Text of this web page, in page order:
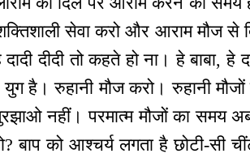
सेवा करो और आराम मौज से
दीदी तो कहते हो ना। हे बाबा,
है। रुहानी मौज करो। रुहानी
नहीं। परमात्म मौजों का समय
बाप को आश्चर्य लगता है छोटी-सी